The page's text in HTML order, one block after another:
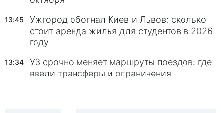
13:45
Ужгород обогнал Киев и Львов: сколько
стоит аренда жилья для студентов в 2026
году
13:34
УЗ срочно меняет маршруты поездов: где
ввели трансферы и ограничения